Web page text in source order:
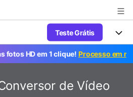
IA generativa
Teste Grátis
de Vídeo
em 1 clique!Processo em massa
de Vídeo